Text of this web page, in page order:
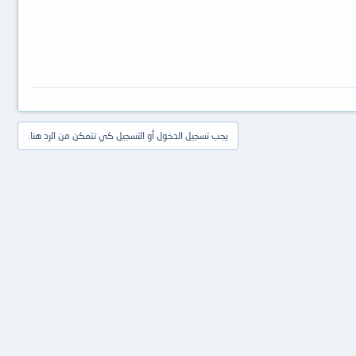
يجب تسجيل الدخول أو التسجيل كي تتمكن من الرد هنا.